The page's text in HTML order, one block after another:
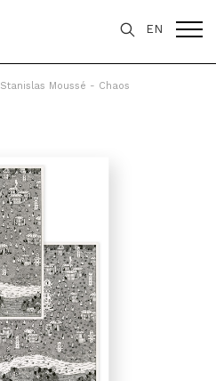
EN
Stanislas Moussé - Chaos